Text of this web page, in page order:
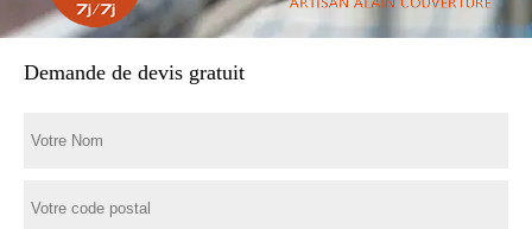
Demande de devis gratuit